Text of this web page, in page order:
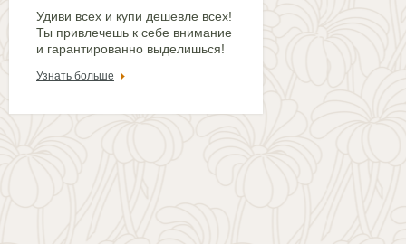
Удиви всех и купи дешевле всех!
Ты привлечешь к себе внимание
и гарантированно выделишься!
Узнать больше